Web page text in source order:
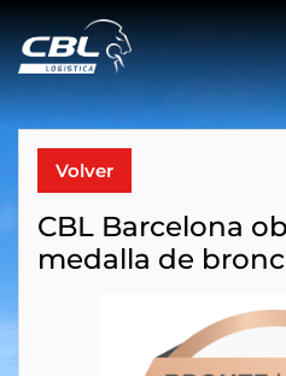
Volver
CBL Barcelona
medalla de